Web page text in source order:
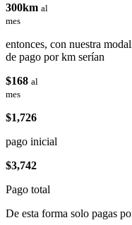
300km al
mes
entonces, con nuestra
de pago por km serían
$168 al
mes
$1,726
pago inicial
$3,742
Pago total
De esta forma solo pagas